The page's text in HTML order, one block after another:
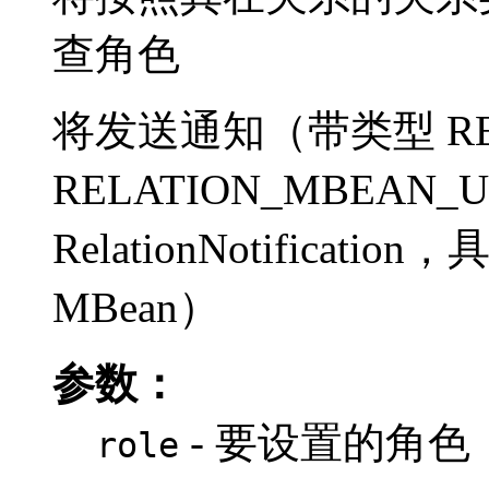
查角色
将发送通知（带类型
RelationNotification，
MBean）
参数：
role - 要设置的角色